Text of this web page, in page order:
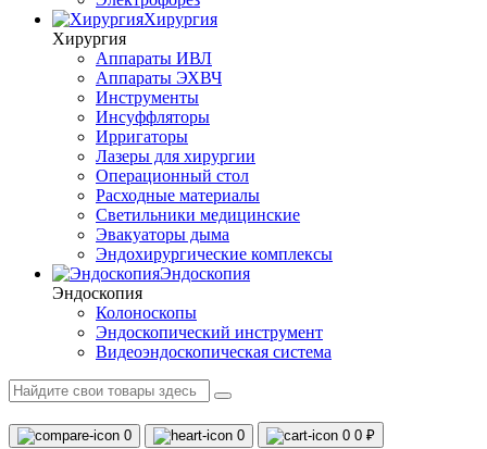
Хирургия
Хирургия
Аппараты ИВЛ
Аппараты ЭХВЧ
Инструменты
Инсуффляторы
Ирригаторы
Лазеры для хирургии
Операционный стол
Расходные материалы
Светильники медицинские
Эвакуаторы дыма
Эндохирургические комплексы
Эндоскопия
Эндоскопия
Колоноскопы
Эндоскопический инструмент
Видеоэндоскопическая система
0 0 0 0 ₽